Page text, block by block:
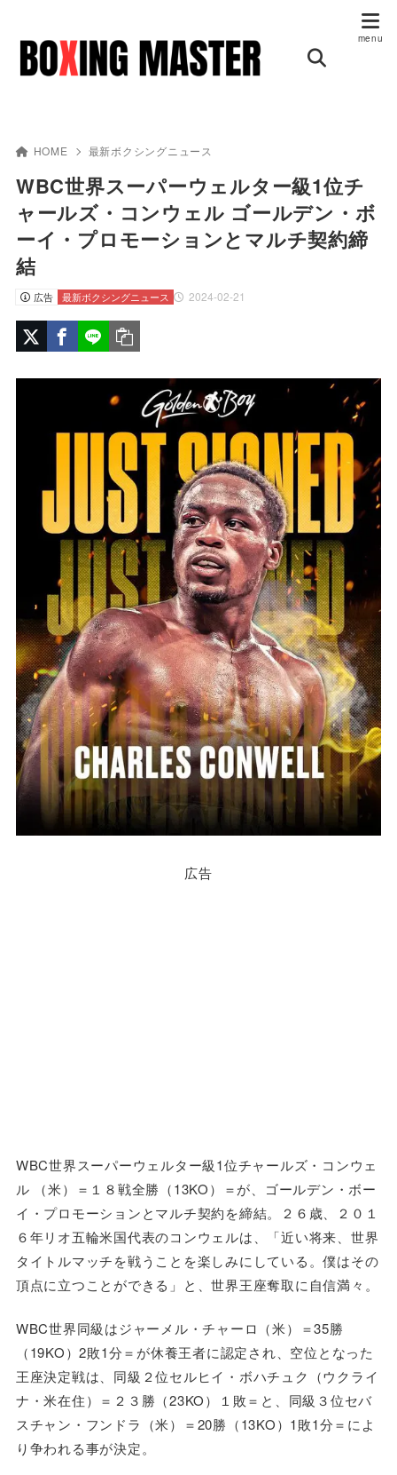
HOME 最新ボクシングニュース
WBC世界スーパーウェルター級1位チ
ャールズ・コンウェル ゴールデン・ボ
ーイ・プロモーションとマルチ契約締
結
広告 2024-02-21
最新ボクシングニュース
広告
WBC世界スーパーウェルター級1位チャールズ・コンウェ
ル （米）＝１８戦全勝（13KO）＝が、ゴールデン・ボー
イ・プロモーションとマルチ契約を締結。２６歳、２０１
６年リオ五輪米国代表のコンウェルは、「近い将来、世界
タイトルマッチを戦うことを楽しみにしている。僕はその
頂点に立つことができる」と、世界王座奪取に自信満々。
WBC世界同級はジャーメル・チャーロ（米）＝35勝
（19KO）2敗1分＝が休養王者に認定され、空位となった
王座決定戦は、同級２位セルヒイ・ボハチュク（ウクライ
ナ・米在住）＝２３勝（23KO）１敗＝と、同級３位セバ
スチャン・フンドラ（米）＝20勝（13KO）1敗1分＝によ
り争われる事が決定。